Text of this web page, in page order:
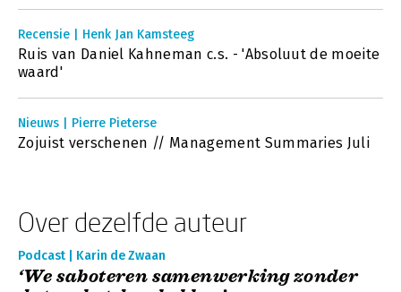
Recensie | Henk Jan Kamsteeg
Ruis van Daniel Kahneman c.s. - 'Absoluut de moeite
waard'
Nieuws | Pierre Pieterse
Zojuist verschenen // Management Summaries Juli
Over dezelfde auteur
Podcast | Karin de Zwaan
‘We saboteren samenwerking zonder